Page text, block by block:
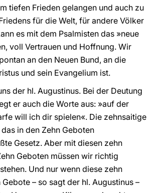
tiefen Frieden gelangen und auch zu
für die Welt, für andere Völker
es mit dem Psalmisten das »neue
voll Vertrauen und Hoffnung. Wir
an den Neuen Bund, an die
und sein Evangelium ist.
der hl. Augustinus. Bei der Deutung
er auch die Worte aus: »auf der
will ich dir spielen«. Die zehnsaitige
in den Zehn Geboten
Gesetz. Aber mit diesen zehn
Geboten müssen wir richtig
Und nur wenn diese zehn
Gebote – so sagt der hl. Augustinus –